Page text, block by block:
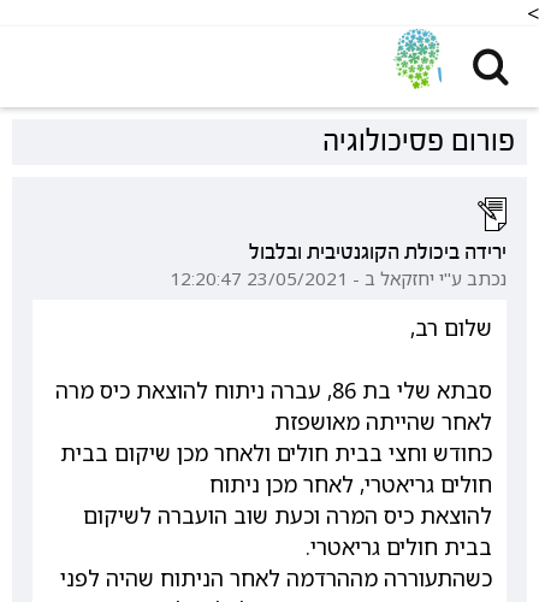
<
פורום פסיכולוגיה
ירידה ביכולת הקוגנטיבית ובלבול
נכתב ע"י יחזקאל ב - 23/05/2021 12:20:47
שלום רב,
סבתא שלי בת 86, עברה ניתוח להוצאת כיס מרה
לאחר שהייתה מאושפזת
כחודש וחצי בבית חולים ולאחר מכן שיקום בבית
חולים גריאטרי, לאחר מכן ניתוח
להוצאת כיס המרה וכעת שוב הועברה לשיקום
בבית חולים גריאטרי.
כשהתעוררה מההרדמה לאחר הניתוח שהיה לפני